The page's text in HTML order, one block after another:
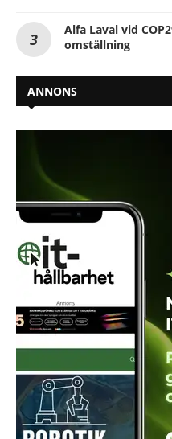
Alfa Laval vid
omställning
ANNONS